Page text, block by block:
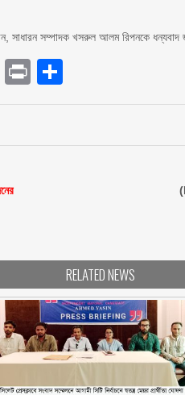
সাধারন সম্পাদক খসরুল আলম রিপনকে ধন্যবাদ
WhatsApp
Print
RELATED NEWS